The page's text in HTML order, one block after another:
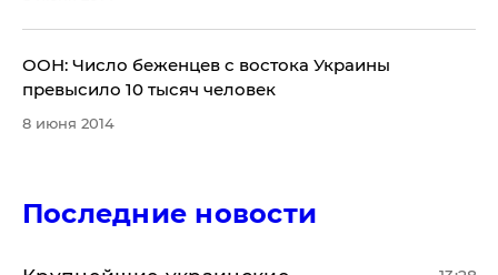
ООН: Число беженцев с востока Украины
превысило 10 тысяч человек
8 июня 2014
Последние новости